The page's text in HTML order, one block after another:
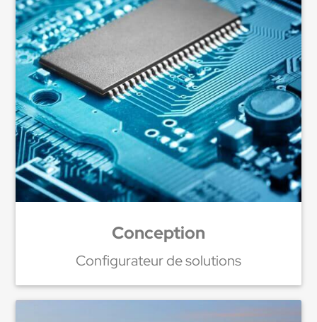
Conception
Configurateur de solutions